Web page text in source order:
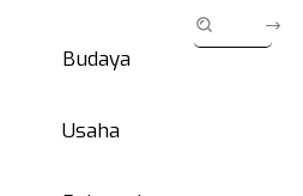
Budaya
Usaha